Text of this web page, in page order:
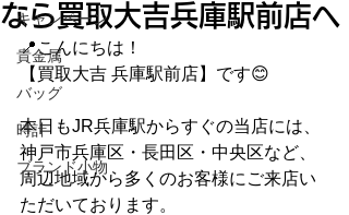
キャンペーン
貴金属
バッグ
時計
ブランド小物
なら買取大吉兵庫駅前店へ
📍こんにちは！
【買取大吉 兵庫駅前店】です😊
本日もJR兵庫駅からすぐの当店には、
神戸市兵庫区・長田区・中央区など、
周辺地域から多くのお客様にご来店い
ただいております。